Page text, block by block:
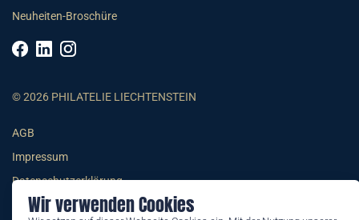
Wir verwenden Cookies
Neuheiten-Broschüre
© 2026 PHILATELIE LIECHTENSTEIN
AGB
Impressum
Datenschutzerklärung